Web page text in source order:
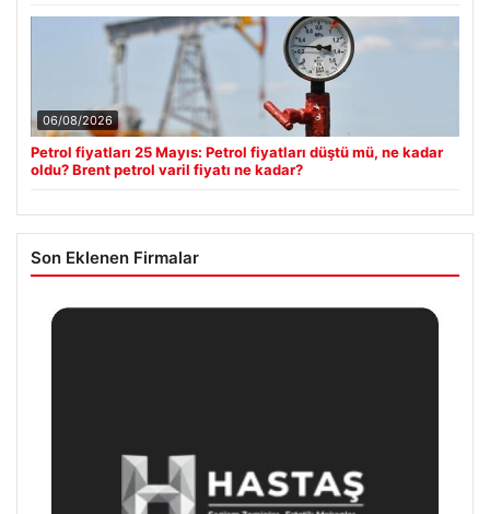
06/08/2026
Petrol fiyatları 25 Mayıs: Petrol fiyatları düştü mü, ne kadar
oldu? Brent petrol varil fiyatı ne kadar?
Son Eklenen Firmalar